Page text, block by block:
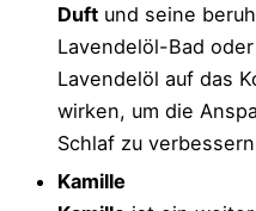
Duft und seine
Lavendelöl-Bad
Lavendelöl auf das
wirken, um die
Schlaf zu
Kamille